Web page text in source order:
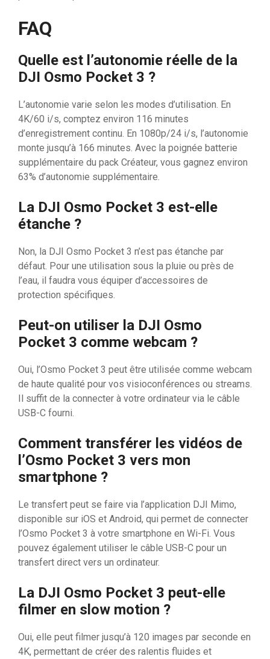
FAQ
Quelle est l’autonomie réelle de la
DJI Osmo Pocket 3 ?
L’autonomie varie selon les modes d’utilisation. En
4K/60 i/s, comptez environ 116 minutes
d’enregistrement continu. En 1080p/24 i/s, l’autonomie
monte jusqu’à 166 minutes. Avec la poignée batterie
supplémentaire du pack Créateur, vous gagnez environ
63% d’autonomie supplémentaire.
La DJI Osmo Pocket 3 est-elle
étanche ?
Non, la DJI Osmo Pocket 3 n’est pas étanche par
défaut. Pour une utilisation sous la pluie ou près de
l’eau, il faudra vous équiper d’accessoires de
protection spécifiques.
Peut-on utiliser la DJI Osmo
Pocket 3 comme webcam ?
Oui, l’Osmo Pocket 3 peut être utilisée comme webcam
de haute qualité pour vos visioconférences ou streams.
Il suffit de la connecter à votre ordinateur via le câble
USB-C fourni.
Comment transférer les vidéos de
l’Osmo Pocket 3 vers mon
smartphone ?
Le transfert peut se faire via l’application DJI Mimo,
disponible sur iOS et Android, qui permet de connecter
l’Osmo Pocket 3 à votre smartphone en Wi-Fi. Vous
pouvez également utiliser le câble USB-C pour un
transfert direct vers un ordinateur.
La DJI Osmo Pocket 3 peut-elle
filmer en slow motion ?
Oui, elle peut filmer jusqu’à 120 images par seconde en
4K, permettant de créer des ralentis fluides et